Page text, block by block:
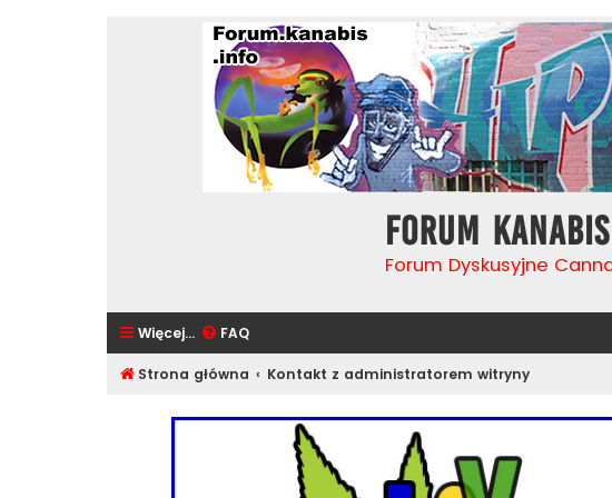
Forum Kanabis
Forum Dyskusyjne
Więcej… FAQ
Strona główna Kontakt z administratorem witryny